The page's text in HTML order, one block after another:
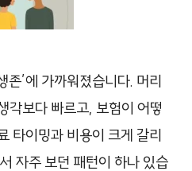
존’에 가까워졌습니다. 머리
각보다 빠르고, 보험이 어떻
타이밍과 비용이 크게 갈리
자주 보던 패턴이 하나 있습